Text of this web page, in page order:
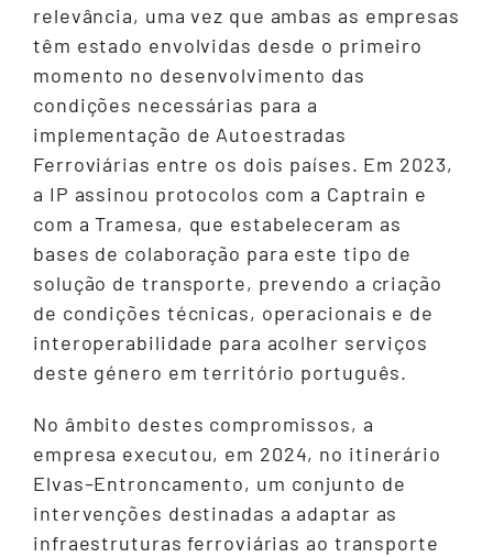
relevância, uma vez que ambas as empresas
têm estado envolvidas desde o primeiro
momento no desenvolvimento das
condições necessárias para a
implementação de Autoestradas
Ferroviárias entre os dois países. Em 2023,
a IP assinou protocolos com a Captrain e
com a Tramesa, que estabeleceram as
bases de colaboração para este tipo de
solução de transporte, prevendo a criação
de condições técnicas, operacionais e de
interoperabilidade para acolher serviços
deste género em território português.
No âmbito destes compromissos, a
empresa executou, em 2024, no itinerário
Elvas–Entroncamento, um conjunto de
intervenções destinadas a adaptar as
infraestruturas ferroviárias ao transporte